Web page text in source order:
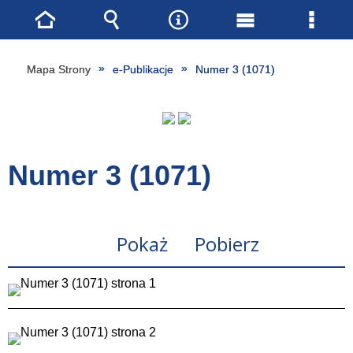
Mapa Strony e-Publikacje Numer 3 (1071)
Numer 3 (1071)
Pokaż Pobierz
Strona
główna
Wyszukiwarka
NarzędziaMenu
główne
Menu